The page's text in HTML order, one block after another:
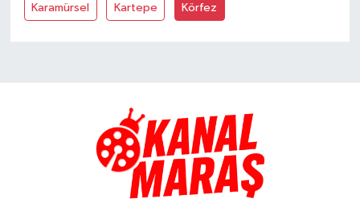
Karamürsel Kartepe Körfez